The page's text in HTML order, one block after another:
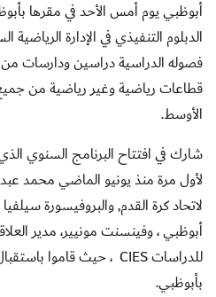
أبوظبييوم أمس الأحد في مقرها
الدبلوم التنفيذي في الإدارة الرياضية
فصوله الدراسية دراسين
قطاعات رياضية وغير رياضية من
الأوسط.
شارك في افتتاح البرنامج السنوي الذي
لأول مرة منذ يونيو الماضي محمد
لاتحاد كرة القدم, والبروفيسورة
أبوظبي ، وفينسنت مونيير، مدير
للدراساتCIES ، حيث قاموا
بأبوظبي.